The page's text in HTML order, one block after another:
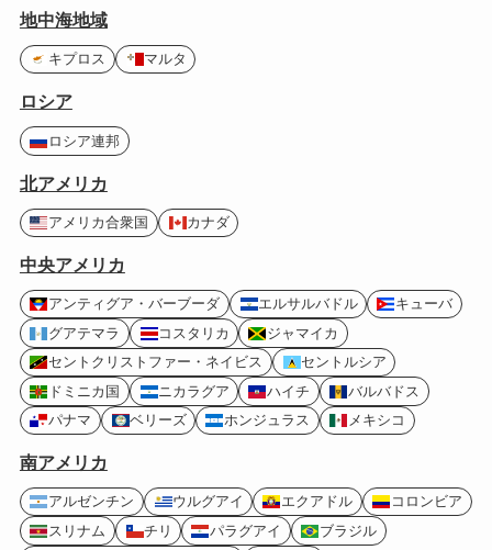
地中海地域
キプロス マルタ
ロシア
ロシア連邦
北アメリカ
アメリカ合衆国 カナダ
中央アメリカ
アンティグア・バーブーダ エルサルバドル
キューバ
グアテマラ
コスタリカ
ジャマイカ
セントクリストファー・ネイビス
セントルシア
ドミニカ国
ニカラグア ハイチ
バルバドス
パナマ
ベリーズ ホンジュラス メキシコ
南アメリカ
アルゼンチン ウルグアイ エクアドル
コロンビア
スリナム
チリ パラグアイ
ブラジル